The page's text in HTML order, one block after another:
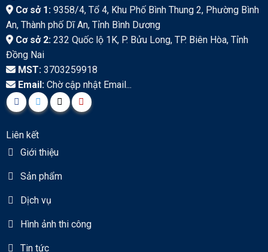
Cơ sở 1:9358/4, Tổ 4, Khu Phố Bình Thung 2, Phường Bình
An, Thành phố Dĩ An, Tỉnh Bình Dương
Cơ sở 2:232 Quốc lộ 1K, P. Bửu Long, TP. Biên Hòa, Tỉnh
Đồng Nai
MST:3703259918
Email:Chờ cập nhật Email...
Liên kết
Giới thiệu
Sản phẩm
Dịch vụ
Hình ảnh thi công
Tin tức